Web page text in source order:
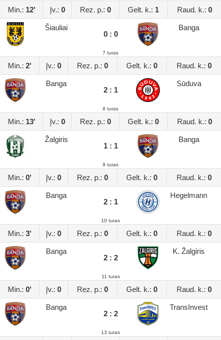
Min.: 12' Įv.: 0 Rez. p.: 0 Gelt. k.: 1 Raud. k.: 0
Šiauliai
0 : 0
Banga
7 turas
Min.: 2' Įv.: 0 Rez. p.: 0 Gelt. k.: 0 Raud. k.: 0
Banga
2 : 1
Sūduva
8 turas
Min.: 13' Įv.: 0 Rez. p.: 0 Gelt. k.: 0 Raud. k.: 0
Žalgiris
1 : 1
Banga
9 turas
Min.: 0' Įv.: 0 Rez. p.: 0 Gelt. k.: 0 Raud. k.: 0
Banga
2 : 1
Hegelmann
10 turas
Min.: 3' Įv.: 0 Rez. p.: 0 Gelt. k.: 0 Raud. k.: 0
Banga
2 : 2
K. Žalgiris
11 turas
Min.: 0' Įv.: 0 Rez. p.: 0 Gelt. k.: 0 Raud. k.: 0
Banga
2 : 2
TransInvest
13 turas